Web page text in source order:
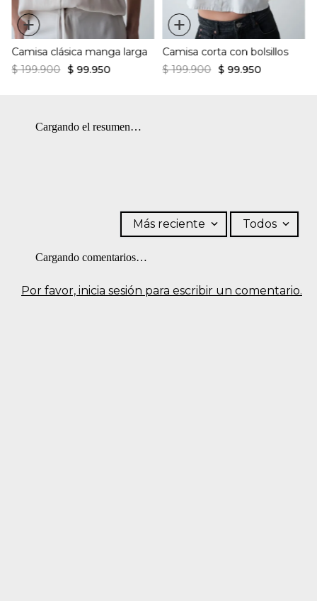
+
Camisa clásica manga larga
$ 199.900 $ 99.950
+
Camisa corta con bolsillos
$ 199.900 $ 99.950
Cargando el resumen…
Por favor, inicia sesión para escribir un comentario.
Más reciente Todos
Cargando comentarios…